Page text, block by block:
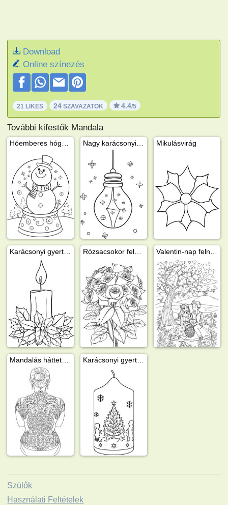
Download
Online színezés
21 LIKES 24 SZAVAZATOK 4.4/5
További kifestők Mandala
Mikulásvirág
Szülők
Használati Feltételek